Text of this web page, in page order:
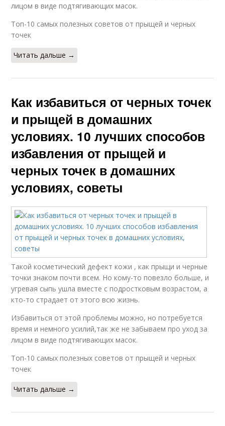
лицом в виде подтягивающих масок.
Топ-10 самых полезных советов от прыщей и черных
точек
Читать дальше →
Как избавиться от черных точек
и прыщей в домашних
условиях. 10 лучших способов
избавления от прыщей и
черных точек в домашних
условиях, советы
Такой косметический дефект кожи , как прыщи и черные
точки знаком почти всем. Но кому-то повезло больше, и
угревая сыпь ушла вместе с подростковым возрастом, а
кто-то страдает от этого всю жизнь.
Избавиться от этой проблемы можно, но потребуется
время и немного усилий,так же не забываем про уход за
лицом в виде подтягивающих масок.
Топ-10 самых полезных советов от прыщей и черных
точек
Читать дальше →